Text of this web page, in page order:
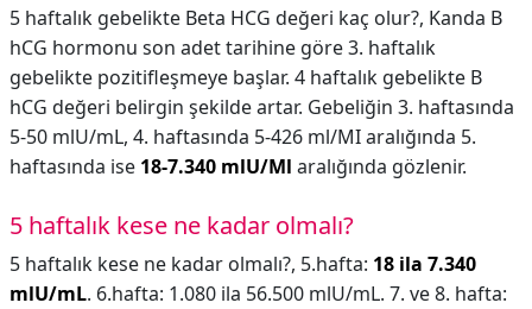
5 haftalık gebelikte Beta HCG değeri kaç olur?, Kanda B
hCG hormonu son adet tarihine göre 3. haftalık
gebelikte pozitifleşmeye başlar. 4 haftalık gebelikte B
hCG değeri belirgin şekilde artar. Gebeliğin 3. haftasında
5-50 mlU/mL, 4. haftasında 5-426 ml/MI aralığında 5.
haftasında ise 18-7.340 mlU/Ml aralığında gözlenir.
5 haftalık kese ne kadar olmalı?
5 haftalık kese ne kadar olmalı?, 5.hafta: 18 ila 7.340
mlU/mL. 6.hafta: 1.080 ila 56.500 mlU/mL. 7. ve 8. hafta: